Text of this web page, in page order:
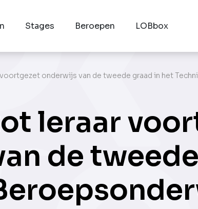
Stages Beroepen LOBbox
onderwijs van de tweede graad in het
leraar
de